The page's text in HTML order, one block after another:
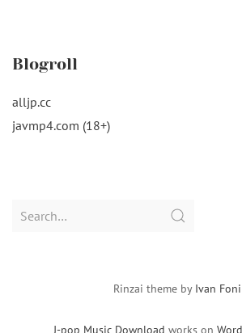
Blogroll
alljp.cc
javmp4.com (18+)
Search
J-pop Music Download works on
Rinzai theme by Ivan